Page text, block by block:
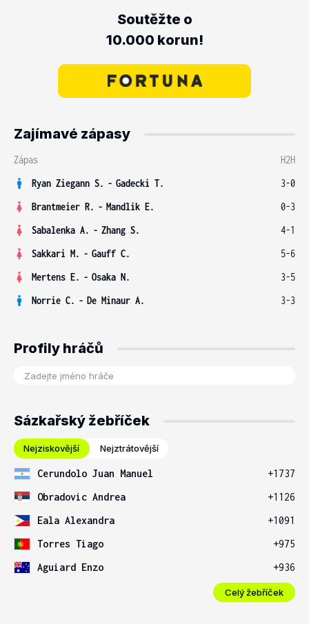
Soutěžte o
10.000 korun!
Zajímavé zápasy
Zápas
H2H
Ryan Ziegann S. - Gadecki T.
3-0
Brantmeier R. - Mandlik E.
0-3
Sabalenka A. - Zhang S.
4-1
Sakkari M. - Gauff C.
5-6
Mertens E. - Osaka N.
3-5
Norrie C. - De Minaur A. 3-3
Profily hráčů
Sázkařský žebříček
Nejziskovější Nejztrátovější
Cerundolo Juan Manuel
+1737
Obradovic Andrea
+1126
Eala Alexandra
+1091
Torres Tiago
+975
Aguiard Enzo
+936
Celý žebříček